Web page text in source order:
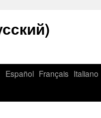
Español Français Italiano